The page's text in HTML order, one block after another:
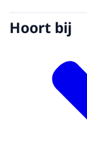
Hoort bij